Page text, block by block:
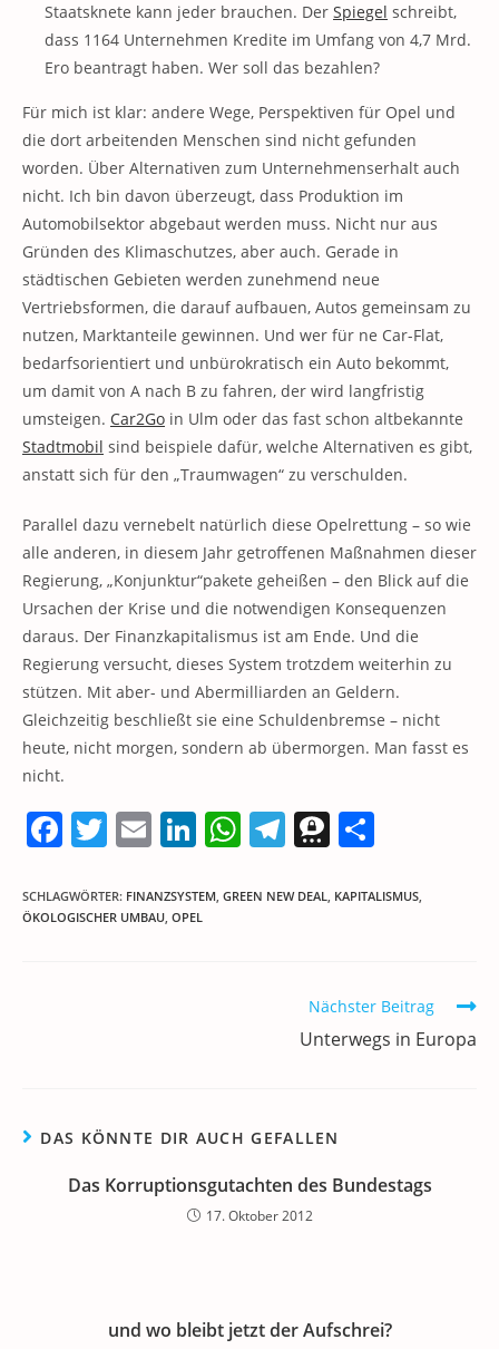
Staatsknete kann jeder brauchen. Der Spiegel schreibt,
dass 1164 Unternehmen Kredite im Umfang von 4,7 Mrd.
Ero beantragt haben. Wer soll das bezahlen?
Für mich ist klar: andere Wege, Perspektiven für Opel und
die dort arbeitenden Menschen sind nicht gefunden
worden. Über Alternativen zum Unternehmenserhalt auch
nicht. Ich bin davon überzeugt, dass Produktion im
Automobilsektor abgebaut werden muss. Nicht nur aus
Gründen des Klimaschutzes, aber auch. Gerade in
städtischen Gebieten werden zunehmend neue
Vertriebsformen, die darauf aufbauen, Autos gemeinsam zu
nutzen, Marktanteile gewinnen. Und wer für ne Car-Flat,
bedarfsorientiert und unbürokratisch ein Auto bekommt,
um damit von A nach B zu fahren, der wird langfristig
umsteigen. Car2Go in Ulm oder das fast schon altbekannte
Stadtmobil sind beispiele dafür, welche Alternativen es gibt,
anstatt sich für den „Traumwagen“ zu verschulden.
Parallel dazu vernebelt natürlich diese Opelrettung – so wie
alle anderen, in diesem Jahr getroffenen Maßnahmen dieser
Regierung, „Konjunktur“pakete geheißen – den Blick auf die
Ursachen der Krise und die notwendigen Konsequenzen
daraus. Der Finanzkapitalismus ist am Ende. Und die
Regierung versucht, dieses System trotzdem weiterhin zu
stützen. Mit aber- und Abermilliarden an Geldern.
Gleichzeitig beschließt sie eine Schuldenbremse – nicht
heute, nicht morgen, sondern ab übermorgen. Man fasst es
nicht.
F
c
e
T
itt
er
E
ai
l
Li
k
e
W
at
T
e
m
T
re
a
le
SCHLAGWÖRTER: FINANZSYSTEM, GREEN NEW DEAL, KAPITALISMUS,
ÖKOLOGISCHER UMBAU, OPEL
Nächster Beitrag
Unterwegs in Europa
DAS KÖNNTE DIR AUCH GEFALLEN
Das Korruptionsgutachten des Bundestags
17. Oktober 2012
und wo bleibt jetzt der Aufschrei?